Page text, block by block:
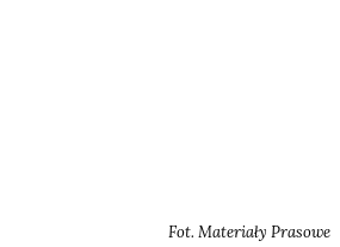
Fot. Materiały Prasowe